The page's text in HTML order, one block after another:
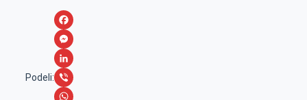
Podeli:
F
a
c
e
M
e
s
L
iV